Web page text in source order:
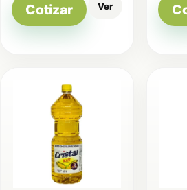
Cotizar Ver